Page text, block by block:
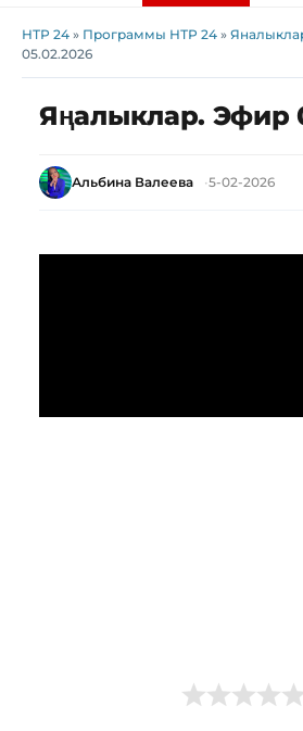
НТР 24 » Программы НТР 24 »
05.02.2026
Яңалыклар. Эфир
Альбина Валеева 5-02-2026